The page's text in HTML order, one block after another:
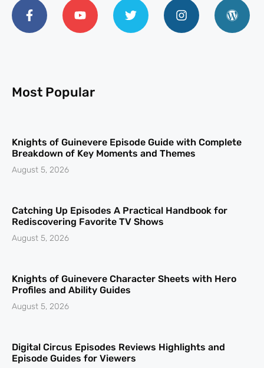
Most Popular
Knights of Guinevere Episode Guide with Complete
Breakdown of Key Moments and Themes
August 5, 2026
Catching Up Episodes A Practical Handbook for
Rediscovering Favorite TV Shows
August 5, 2026
Knights of Guinevere Character Sheets with Hero
Profiles and Ability Guides
August 5, 2026
Digital Circus Episodes Reviews Highlights and
Episode Guides for Viewers